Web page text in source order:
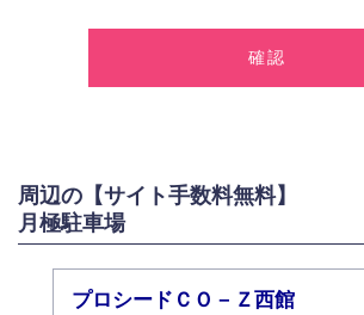
2.個人情報の利用
お問い合わせに対する回答、資料等の送付
採用に関する回答、情報の提供
弊社は取り扱う個人情報の外部への漏洩を防止し、
適切かつ安全に管理します。
周辺の【サイト手数料無料】
月極駐車場
プロシードＣＯ－Ｚ西館